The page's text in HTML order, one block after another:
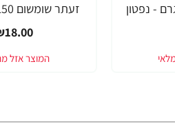
זעתר שומשום 150 גרם - נפטון